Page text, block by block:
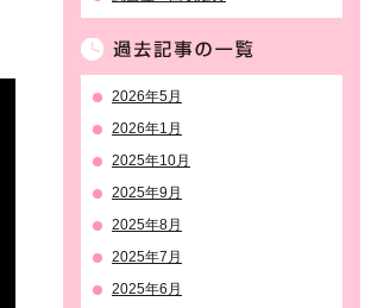
2026年5月
2026年1月
2025年10月
2025年9月
2025年8月
2025年7月
2025年6月